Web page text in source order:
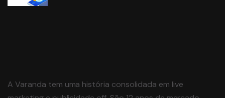
A Varanda tem uma história consolidada em live